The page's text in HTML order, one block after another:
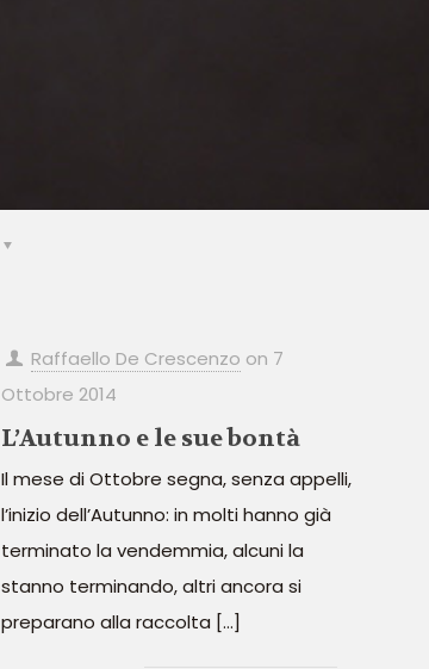
Raffaello De Crescenzo on 7
Ottobre 2014
L’Autunno e le sue bontà
Il mese di Ottobre segna, senza appelli,
l’inizio dell’Autunno: in molti hanno già
terminato la vendemmia, alcuni la
stanno terminando, altri ancora si
preparano alla raccolta […]